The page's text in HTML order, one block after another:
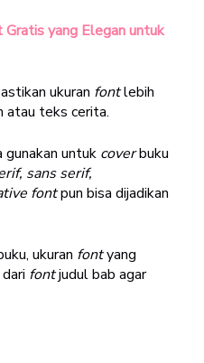
Gratis yang Elegan untuk
ukuran fontlebih
atau teks cerita.
untuk coverbuku
sans serif,
fontpun bisa dijadikan
ukuran fontyang
fontjudul bab agar